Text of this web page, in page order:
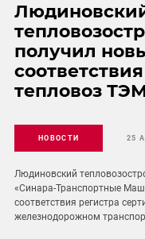
получил
тепловоз
НОВОСТИ 25
Людиновский
«Синара-Транспортные
соответствия регистра
железнодорожном